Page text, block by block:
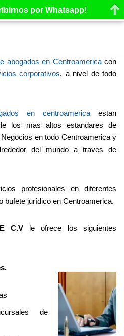
abogados en Centroamericacon
corporativos, a nivel de todo
en centroamericaestan
los mas altos estandares de
en todo Centroamerica y
del mundo a traves de
profesionales en diferentes
bufete jurídico en Centroamerica.
C.V le ofrece los siguientes
de
por Whatsapp!